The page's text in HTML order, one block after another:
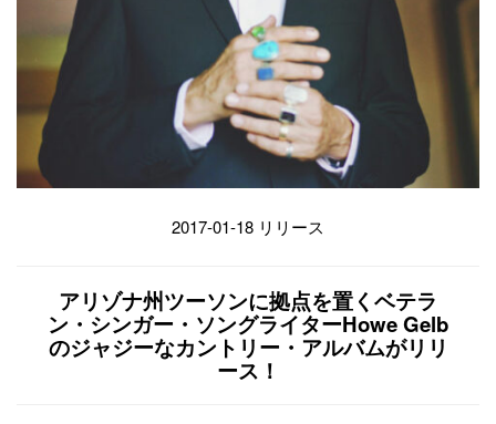
2017-01-18 リリース
アリゾナ州ツーソンに拠点を置くベテラ
ン・シンガー・ソングライターHowe Gelb
のジャジーなカントリー・アルバムがリリ
ース！